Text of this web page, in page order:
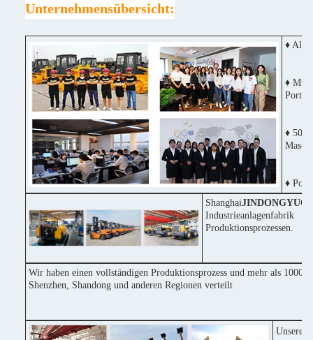
Unternehmensübersicht:
♦ Alle
♦
♦ 50%
♦
ShanghaiJINDONGYU
Produktionsprozessen.
Wir haben einen vollständigen Produktionsprozess und mehr als 1000
Shenzhen, Shandong und anderen Regionen verteilt
Unsere